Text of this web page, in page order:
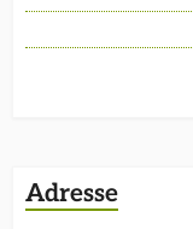
Adresse